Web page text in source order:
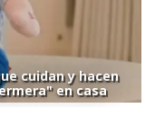
cuidan y hacen
en casa